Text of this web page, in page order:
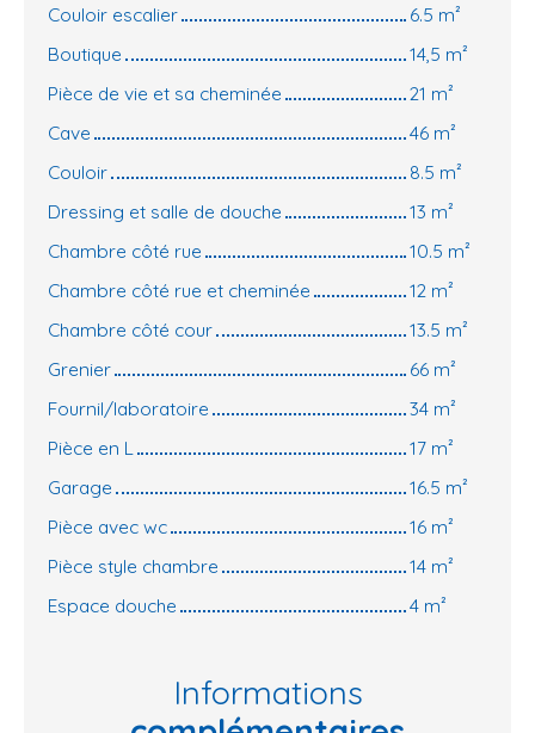
Couloir escalier
6.5 m²
Boutique
14,5 m²
Pièce de vie et sa cheminée
21 m²
Cave
46 m²
Couloir
8.5 m²
Dressing et salle de douche
13 m²
Chambre côté rue
10.5 m²
Chambre côté rue et cheminée
12 m²
Chambre côté cour
13.5 m²
Grenier
66 m²
Fournil/laboratoire
34 m²
Pièce en L
17 m²
Garage
16.5 m²
Pièce avec wc
16 m²
Pièce style chambre
14 m²
Espace douche
4 m²
Informations